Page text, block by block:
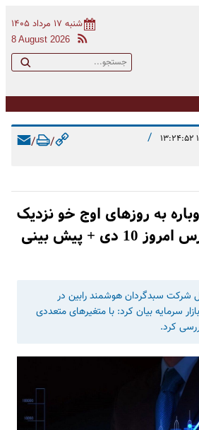
شنبه ۱۷ مرداد ۱۴۰۵
8 August 2026
/
/
/
به روزهای اوج خو نزدیک
شد | وضعیت بورس امروز 10 دی + پیش بینی
شرکت سبدگردان هوشمند رابین در
سرمایه بیان کرد: با متغیرهای متعددی
کرد.